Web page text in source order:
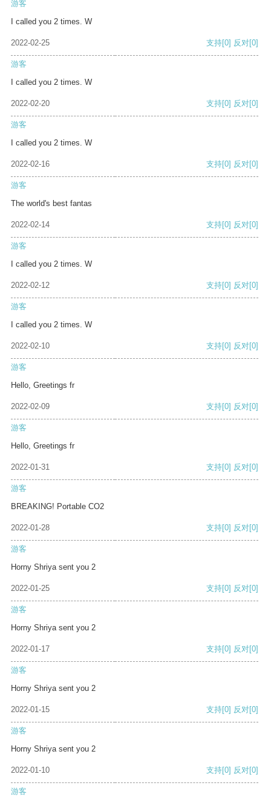
游客
I called you 2 times. W
2022-02-25 支持[0] 反对[0]
游客
I called you 2 times. W
2022-02-20 支持[0] 反对[0]
游客
I called you 2 times. W
2022-02-16 支持[0] 反对[0]
游客
The world's best fantas
2022-02-14 支持[0] 反对[0]
游客
I called you 2 times. W
2022-02-12 支持[0] 反对[0]
游客
I called you 2 times. W
2022-02-10 支持[0] 反对[0]
游客
Hello, Greetings fr
2022-02-09 支持[0] 反对[0]
游客
Hello, Greetings fr
2022-01-31 支持[0] 反对[0]
游客
BREAKING! Portable CO2
2022-01-28 支持[0] 反对[0]
游客
Horny Shriya sent you 2
2022-01-25 支持[0] 反对[0]
游客
Horny Shriya sent you 2
2022-01-17 支持[0] 反对[0]
游客
Horny Shriya sent you 2
2022-01-15 支持[0] 反对[0]
游客
Horny Shriya sent you 2
2022-01-10 支持[0] 反对[0]
游客